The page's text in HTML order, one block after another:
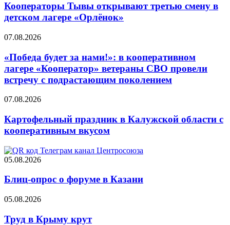
Кооператоры Тывы открывают третью смену в
детском лагере «Орлёнок»
07.08.2026
«Победа будет за нами!»: в кооперативном
лагере «Кооператор» ветераны СВО провели
встречу с подрастающим поколением
07.08.2026
Картофельный праздник в Калужской области с
кооперативным вкусом
05.08.2026
Блиц-опрос о форуме в Казани
05.08.2026
Труд в Крыму крут